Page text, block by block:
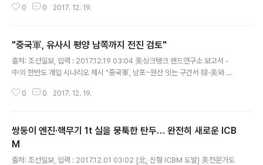
10시10분쯤 제주도 남쪽 이어도 서남방에서 한국방공식별구역(KADIZ..
0 0 2017. 12. 19.
"중국軍, 유사시 평양 남쪽까지 전진 검토"
출처: 조선일보, 입력 : 2017.12.19 03:04 美싱크탱크 랜드연구소 보고서 -
中의 한반도 개입 시나리오 제시 "중국軍, 남포~원산 잇는 구간서 韓·美와 대
보여줘야 통일" 미국의 군사 전략가들이 한반도 유사시 중국..
0 0 2017. 12. 19.
쌍둥이 엔진·핵무기 1t 실을 뭉툭한 탄두… 완전히 새로운 ICB
M
출처: 조선일보, 입력 : 2017.12.01 03:02 [北, 신형 ICBM 도발] 美전문가도